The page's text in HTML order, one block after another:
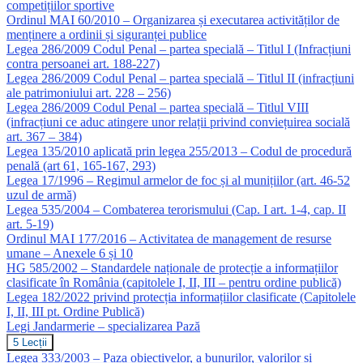
competițiilor sportive
Ordinul MAI 60/2010 – Organizarea și executarea activităților de
menținere a ordinii și siguranței publice
Legea 286/2009 Codul Penal – partea specială – Titlul I (Infracțiuni
contra persoanei art. 188-227)
Legea 286/2009 Codul Penal – partea specială – Titlul II (infracțiuni
ale patrimoniului art. 228 – 256)
Legea 286/2009 Codul Penal – partea specială – Titlul VIII
(infracțiuni ce aduc atingere unor relații privind conviețuirea socială
art. 367 – 384)
Legea 135/2010 aplicată prin legea 255/2013 – Codul de procedură
penală (art 61, 165-167, 293)
Legea 17/1996 – Regimul armelor de foc și al munițiilor (art. 46-52
uzul de armă)
Legea 535/2004 – Combaterea terorismului (Cap. I art. 1-4, cap. II
art. 5-19)
Ordinul MAI 177/2016 – Activitatea de management de resurse
umane – Anexele 6 și 10
HG 585/2002 – Standardele naționale de protecție a informațiilor
clasificate în România (capitolele I, II, III – pentru ordine publică)
Legea 182/2022 privind protecția informațiilor clasificate (Capitolele
I, II, III pt. Ordine Publică)
Legi Jandarmerie – specializarea Pază
Legi
Jandarmerie
5 Lecții
Legea 333/2003 – Paza obiectivelor, a bunurilor, valorilor și